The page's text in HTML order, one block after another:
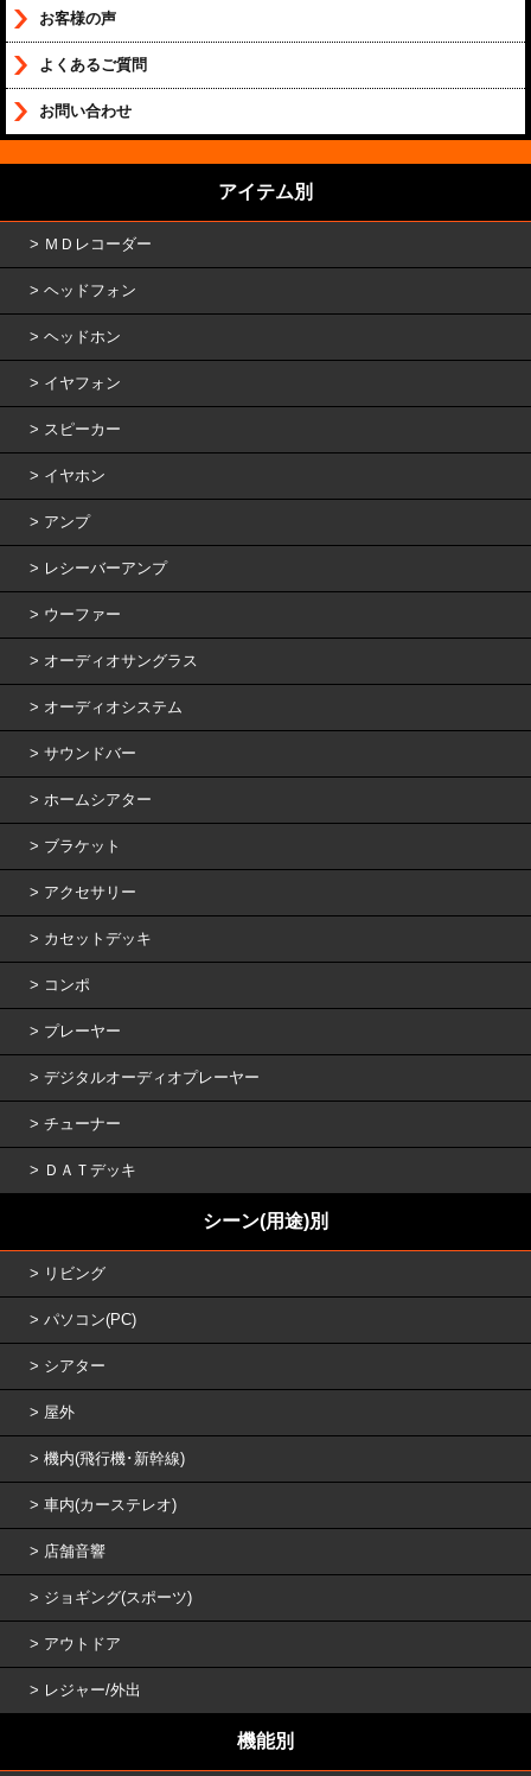
お客様の声
よくあるご質問
お問い合わせ
アイテム別
ＭＤレコーダー
ヘッドフォン
ヘッドホン
イヤフォン
スピーカー
イヤホン
アンプ
レシーバーアンプ
ウーファー
オーディオサングラス
オーディオシステム
サウンドバー
ホームシアター
ブラケット
アクセサリー
カセットデッキ
コンポ
プレーヤー
デジタルオーディオプレーヤー
チューナー
ＤＡＴデッキ
シーン(用途)別
リビング
パソコン(PC)
シアター
屋外
機内(飛行機･新幹線)
車内(カーステレオ)
店舗音響
ジョギング(スポーツ)
アウトドア
レジャー/外出
機能別